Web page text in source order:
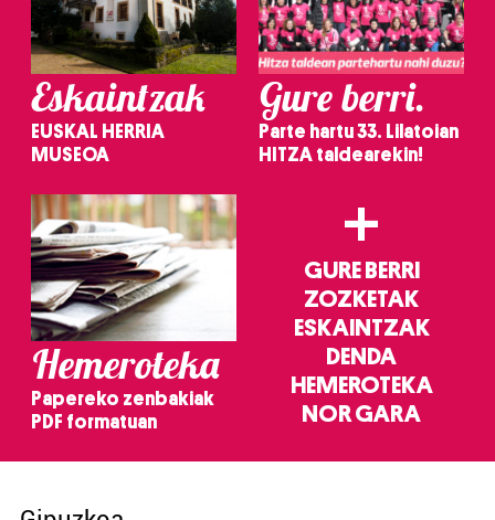
Eskaintzak
EUSKAL HERRIA
MUSEOA
Gure berri.
Parte hartu 33. Lilatoian
HITZA taldearekin!
Hemeroteka
Papereko zenbakiak
PDF formatuan
+
GURE BERRI
ZOZKETAK
ESKAINTZAK
DENDA
HEMEROTEKA
NOR GARA